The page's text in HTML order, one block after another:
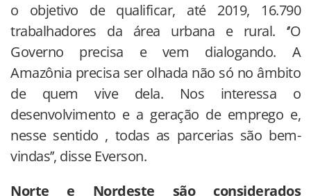
o objetivo de qualificar, até 2019, 16.790
trabalhadores da área urbana e rural. ‘’O
Governo precisa e vem dialogando. A
Amazônia precisa ser olhada não só no âmbito
de quem vive dela. Nos interessa o
desenvolvimento e a geração de emprego e,
nesse sentido , todas as parcerias são bem-
vindas’’, disse Everson.
Norte e Nordeste são considerados